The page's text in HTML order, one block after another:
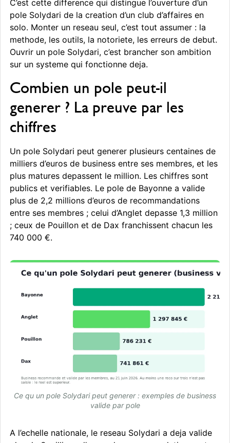
C’est cette difference qui distingue l’ouverture d’un
pole Solydari de la creation d’un club d’affaires en
solo. Monter un reseau seul, c’est tout assumer : la
methode, les outils, la notoriete, les erreurs de debut.
Ouvrir un pole Solydari, c’est brancher son ambition
sur un systeme qui fonctionne deja.
Combien un pole peut-il
generer ? La preuve par les
chiffres
Un pole Solydari peut generer plusieurs centaines de
milliers d’euros de business entre ses membres, et les
plus matures depassent le million. Les chiffres sont
publics et verifiables. Le pole de Bayonne a valide
plus de 2,2 millions d’euros de recommandations
entre ses membres ; celui d’Anglet depasse 1,3 million
; ceux de Pouillon et de Dax franchissent chacun les
740 000 €.
Ce qu un pole Solydari peut generer : exemples de business
valide par pole
A l’echelle nationale, le reseau Solydari a deja valide